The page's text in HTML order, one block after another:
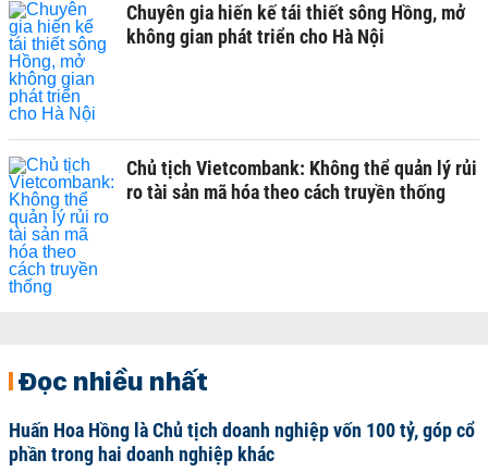
Chuyên gia hiến kế tái thiết sông Hồng, mở
không gian phát triển cho Hà Nội
Chủ tịch Vietcombank: Không thể quản lý rủi
ro tài sản mã hóa theo cách truyền thống
Đọc nhiều nhất
Huấn Hoa Hồng là Chủ tịch doanh nghiệp vốn 100 tỷ, góp cổ
phần trong hai doanh nghiệp khác